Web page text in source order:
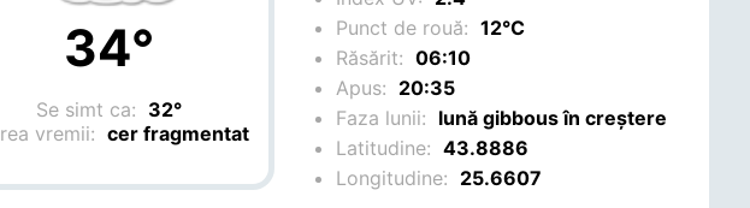
34°
Se simt ca: 32°
vremii: cer fragmentat
Punct de rouă: 12°C
Răsărit: 06:10
Apus: 20:35
Faza lunii: lună gibbous în creștere
Latitudine: 43.8886
Longitudine: 25.6607